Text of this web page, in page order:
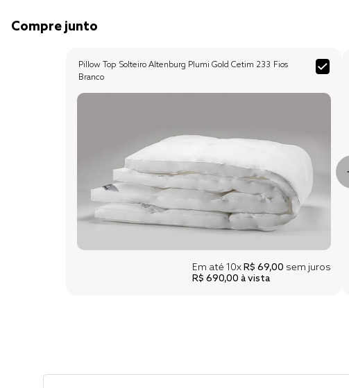
Compre junto
Pillow Top Solteiro Altenburg Plumi Gold Cetim 233 Fios
Branco
Em até 10xR$ 69,00 sem juros
R$ 690,00 à vista